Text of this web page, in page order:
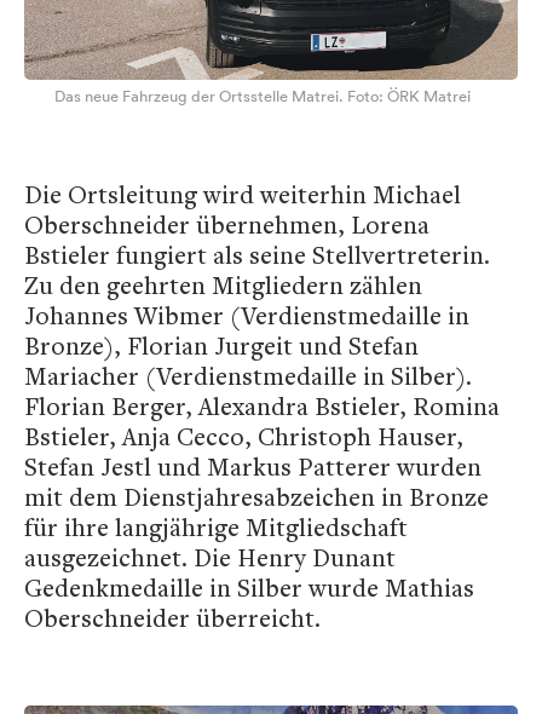
Das neue Fahrzeug der Ortsstelle Matrei. Foto: ÖRK Matrei
Die Ortsleitung wird weiterhin Michael
Oberschneider übernehmen, Lorena
Bstieler fungiert als seine Stellvertreterin.
Zu den geehrten Mitgliedern zählen
Johannes Wibmer (Verdienstmedaille in
Bronze), Florian Jurgeit und Stefan
Mariacher (Verdienstmedaille in Silber).
Florian Berger, Alexandra Bstieler, Romina
Bstieler, Anja Cecco, Christoph Hauser,
Stefan Jestl und Markus Patterer wurden
mit dem Dienstjahresabzeichen in Bronze
für ihre langjährige Mitgliedschaft
ausgezeichnet. Die Henry Dunant
Gedenkmedaille in Silber wurde Mathias
Oberschneider überreicht.